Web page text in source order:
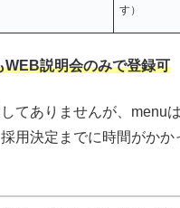
す）
WEB説明会のみで登録可
てありませんが、menu
用決定までに時間がかか